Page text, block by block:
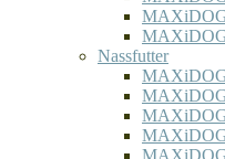
Nassfutter